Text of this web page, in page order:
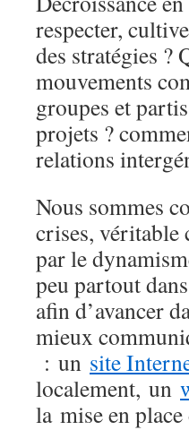
respecter,
des stratégies ?
mouvements
groupes et
projets ?
relations
Nous sommes
crises, véritable
par le
peu partout
afin d’avancer
mieux
: un site
localement, un
la mise en